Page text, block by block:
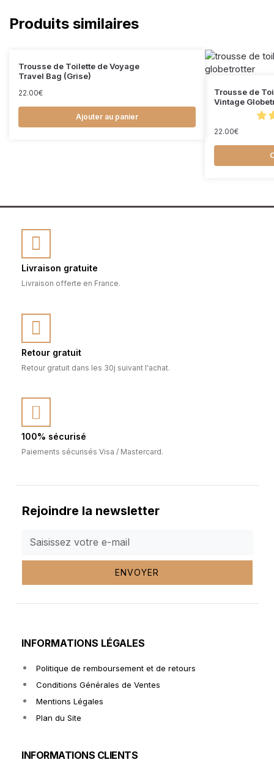
Produits similaires
Trousse de Toilette de Voyage
Travel Bag (Grise)
22.00€
Ajouter au panier
Trousse de
Vintage
22.00€
Livraison gratuite
Livraison offerte en France.
Retour gratuit
Retour gratuit dans les 30j suivant l'achat.
100% sécurisé
Paiements sécurisés Visa / Mastercard.
Rejoindre la newsletter
ENVOYER
INFORMATIONS LÉGALES
Politique de remboursement et de retours
Conditions Générales de Ventes
Mentions Légales
Plan du Site
INFORMATIONS CLIENTS